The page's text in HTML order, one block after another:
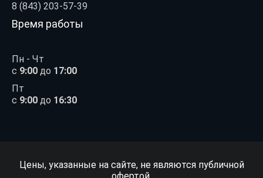
8 (843) 203-57-39
Время работы
Пн - Чт
с 9:00 до 17:00
Пт
с 9:00 до 16:30
Цены, указанные на сайте, не являются публичной